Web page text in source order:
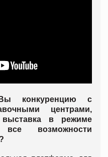
конкуренцию с
центрами,
в режиме
возможности